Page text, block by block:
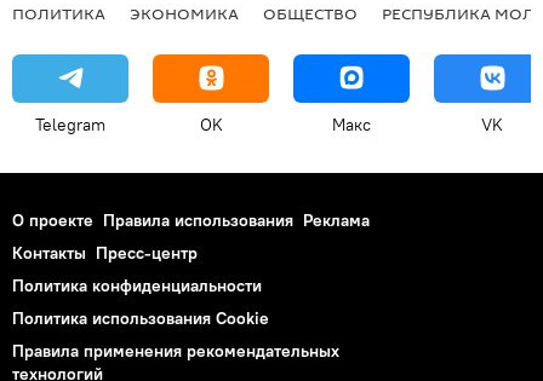
ПОЛИТИКА ЭКОНОМИКА ОБЩЕСТВО РЕСПУБЛИКА
Telegram OK Макс VK
О проекте Правила использования Реклама
Контакты Пресс-центр
Политика конфиденциальности
Политика использования Cookie
Правила применения рекомендательных
технологий